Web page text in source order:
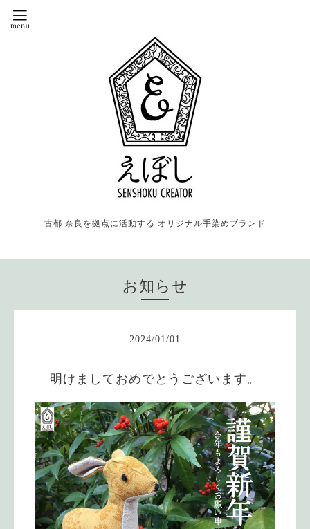
古都 奈良を拠点に活動する オリジナル手染めブランド
お知らせ
2024/01/01
明けましておめでとうございます。